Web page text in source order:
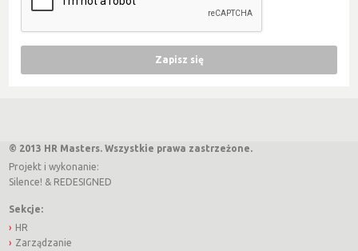
© 2013 HR Masters. Wszystkie prawa zastrzeżone.
Projekt i wykonanie:
Silence! & REDESIGNED
Sekcje:
HR
Zarządzanie